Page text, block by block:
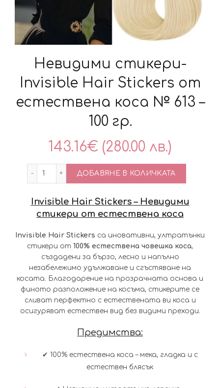
Невидими стикери-
Invisible Hair Stickers от
естествена коса № 613 –
100 гр.
143.16€ (280.00 лв.)
количество за Невидими стикери-Invisible
ДОБАВЯНЕ В КОЛИЧКАТА
Invisible Hair Stickers – Невидими
стикери от естествена коса
Invisible Hair Stickers са иновативни, ултратънки
стикери от 100% естествена човешка коса,
създадени за бързо, лесно и напълно
незабележимо удължаване и сгъстяване на
косата. Благодарение на прозрачната основа и
финото разположение на косъма, стикерите се
сливат перфектно с естествената ви коса и
осигуряват естествен вид без видими преходи.
Предимства:
✔ 100% естествена коса – мека, гладка и с
естествен блясък